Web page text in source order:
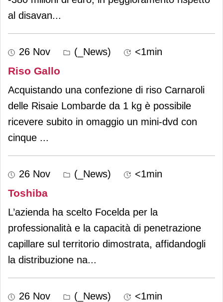
al disavan...
26 Nov (_News) <1min
Riso Gallo
Acquistando una confezione di riso Carnaroli
delle Risaie Lombarde da 1 kg è possibile
ricevere subito in omaggio un mini-dvd con
cinque ...
26 Nov (_News) <1min
Toshiba
L’azienda ha scelto Focelda per la
professionalità e la capacità di penetrazione
capillare sul territorio dimostrata, affidandogli
la distribuzione na...
26 Nov (_News) <1min